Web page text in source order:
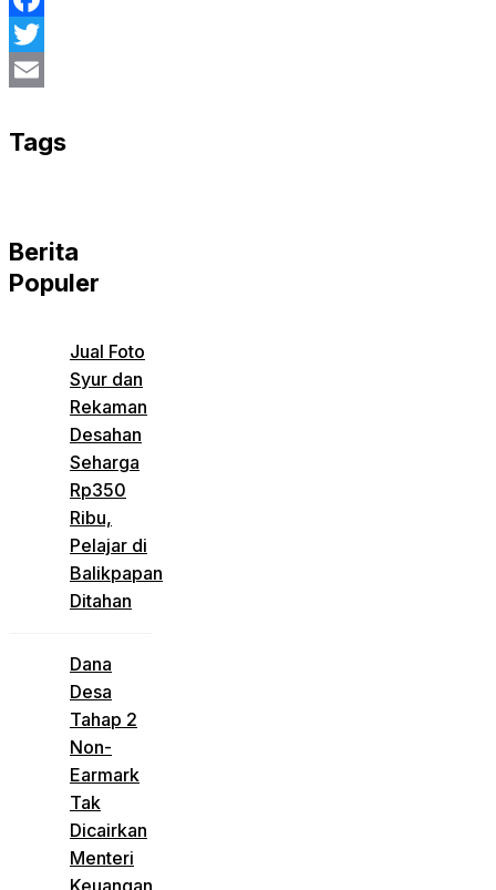
Facebook
Twitter
Tags
Berita
Populer
Jual Foto
Syur dan
Rekaman
Desahan
Seharga
Rp350
Ribu,
Pelajar di
Balikpapan
Ditahan
Dana
Desa
Tahap 2
Non-
Earmark
Tak
Dicairkan
Menteri